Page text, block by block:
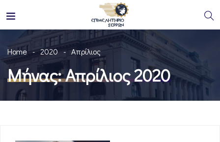
Home 2020 Απρίλιος
Μήνας:Απρίλιος 2020